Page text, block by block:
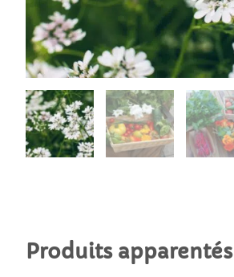
Produits apparentés